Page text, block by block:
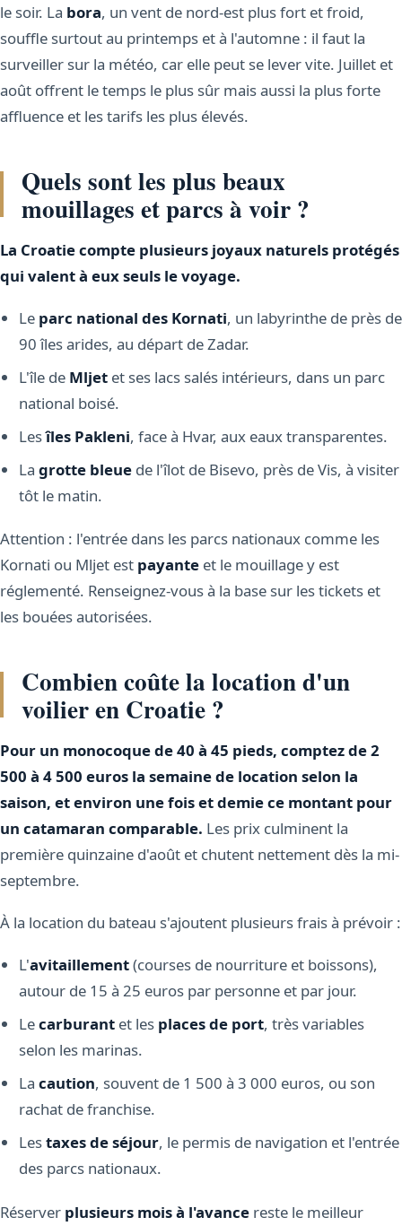
le soir. La bora, un vent de nord-est plus fort et froid,
souffle surtout au printemps et à l'automne : il faut la
surveiller sur la météo, car elle peut se lever vite. Juillet et
août offrent le temps le plus sûr mais aussi la plus forte
affluence et les tarifs les plus élevés.
Quels sont les plus beaux
mouillages et parcs à voir ?
La Croatie compte plusieurs joyaux naturels protégés
qui valent à eux seuls le voyage.
Le parc national des Kornati, un labyrinthe de près de
90 îles arides, au départ de Zadar.
L'île de Mljetet ses lacs salés intérieurs, dans un parc
national boisé.
Lesîles Pakleni, face à Hvar, aux eaux transparentes.
La grotte bleuede l'îlot de Bisevo, près de Vis, à visiter
tôt le matin.
Attention : l'entrée dans les parcs nationaux comme les
Kornati ou Mljet est payante et le mouillage y est
réglementé. Renseignez-vous à la base sur les tickets et
les bouées autorisées.
Combien coûte la location d'un
voilier en Croatie ?
Pour un monocoque de 40 à 45 pieds, comptez de 2
500 à 4 500 euros la semaine de location selon la
saison, et environ une fois et demie ce montant pour
un catamaran comparable. Les prix culminent la
première quinzaine d'août et chutent nettement dès la mi-
septembre.
À la location du bateau s'ajoutent plusieurs frais à prévoir :
L'avitaillement(courses de nourriture et boissons),
autour de 15 à 25 euros par personne et par jour.
Lecarburantet les places de port, très variables
selon les marinas.
La caution, souvent de 1 500 à 3 000 euros, ou son
rachat de franchise.
Lestaxes de séjour, le permis de navigation et l'entrée
des parcs nationaux.
Réserver plusieurs mois à l'avance reste le meilleur